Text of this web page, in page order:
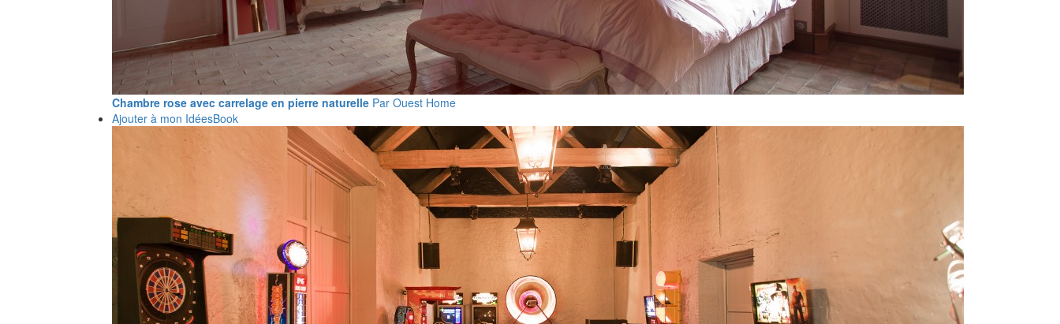
Chambre rose avec carrelage en pierre naturelle Par Ouest Home
Ajouter à mon IdéesBook